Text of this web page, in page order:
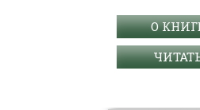
О